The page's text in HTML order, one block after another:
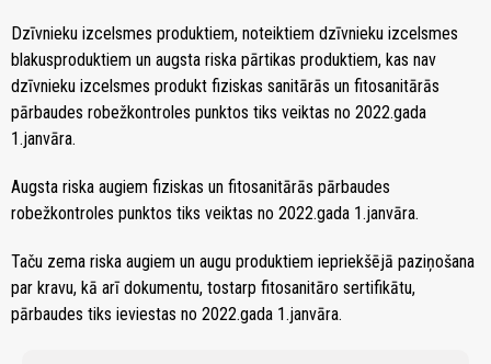
Dzīvnieku izcelsmes produktiem, noteiktiem dzīvnieku izcelsmes
blakusproduktiem un augsta riska pārtikas produktiem, kas nav
dzīvnieku izcelsmes produkt fiziskas sanitārās un fitosanitārās
pārbaudes robežkontroles punktos tiks veiktas no 2022.gada
1.janvāra.
Augsta riska augiem fiziskas un fitosanitārās pārbaudes
robežkontroles punktos tiks veiktas no 2022.gada 1.janvāra.
Taču zema riska augiem un augu produktiem iepriekšējā paziņošana
par kravu, kā arī dokumentu, tostarp fitosanitāro sertifikātu,
pārbaudes tiks ieviestas no 2022.gada 1.janvāra.